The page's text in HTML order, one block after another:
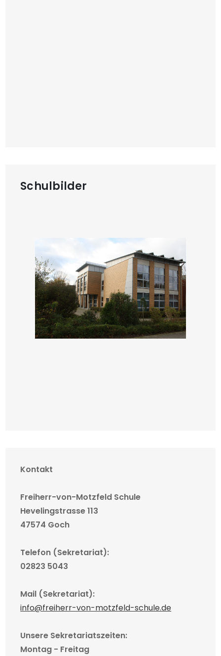
Schulbilder
Kontakt
Freiherr-von-Motzfeld Schule
Hevelingstrasse 113
47574 Goch
Telefon (Sekretariat):
02823 5043
Mail (Sekretariat):
info@freiherr-von-motzfeld-schule.de
Unsere Sekretariatszeiten:
Montag - Freitag